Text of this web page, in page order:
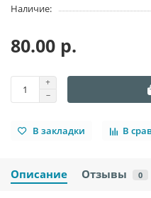
Наличие:
80.00 р.
В закладки В
Описание Отзывы 0